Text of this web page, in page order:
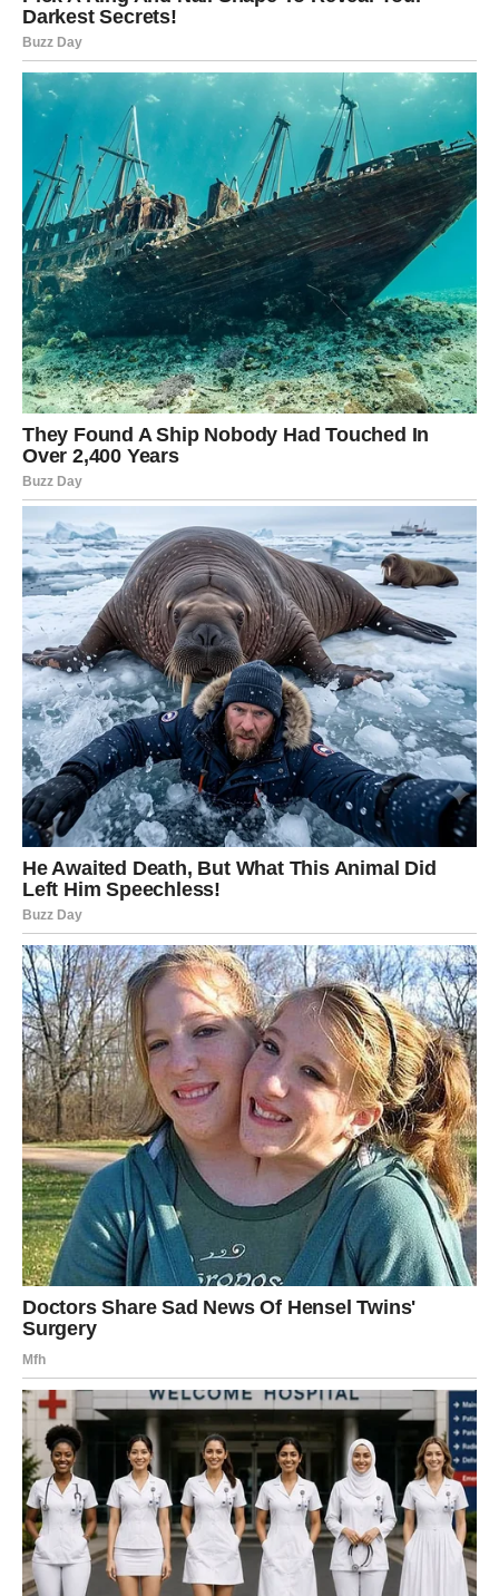
S druge strane, Manuela je odabrala nešto nježniji stil koji
je savršeno odgovarao njenim godinama i karakteru.
Njena prirodnost i jednostavnost osvojile su simpatije
mnogih ljudi koji prate ovu porodicu. Brojni komentari
govorili su da je izrasla u mladu ženu koja zrači
smirenošću i dostojanstvom.
Jedan od najemotivnijih trenutaka večeri dogodio se
kada je Toni Bijelić uputio javnu rođendansku čestitku
svojoj kćerki. Njegove riječi bile su kratke, ali iskrene.
Upravo ta jednostavnost izazvala je veliki broj reakcija
jer su ljudi prepoznali iskrene emocije koje stoje iza
svake napisane riječi.
Takvi trenuci podsjećaju daprava vrijednost porodice
nije u bogatstvu, već u podršci, ljubavi i zajedničkim
uspomenama. Novac može organizovati lijepu proslavu,
ali ne može kupiti iskrene zagrljaje, osmijehe i osjećaj
pripadnosti koji se mogao osjetiti tokom cijele večeri.
Mnogi posmatrači primijetili su da se porodica tokom
proslave trudila da fokus ostane na lijepim trenucima,
a ne na temama koje često pune naslovnice. Nije bilo
prostora za nepotrebne rasprave niti za nagađanja.
Umjesto toga, svi prisutni bili su usmjereni na
slavljenicu i njenu sreću.
Tokom godina Manuela je odrasla pred očima javnosti.
Iako je odrastala u porodici poznatih roditelja, uspjela je
sačuvati privatnost i izbjeći pretjerano eksponiranje.
Upravo zbog toga mnogi danas imaju pozitivno mišljenje
o njoj i smatraju je osobom koja vodi miran i odmjeren
život.